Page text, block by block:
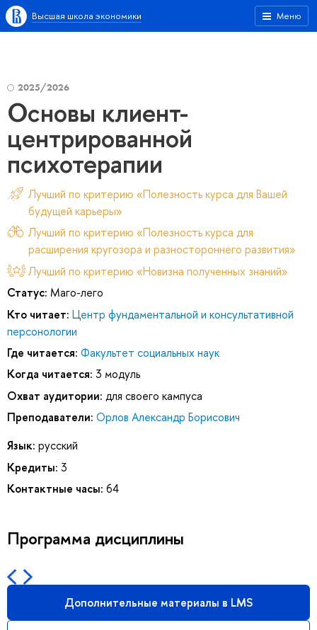
Меню
Высшая школа экономики
2025/2026
Основы клиент-
центрированной
психотерапии
Лучший по критерию «Полезность курса для Вашей
будущей карьеры»
Лучший по критерию «Полезность курса для
расширения кругозора и разностороннего развития»
Лучший по критерию «Новизна полученных знаний»
Статус: Маго-лего
Кто читает: Центр фундаментальной и консультативной
персонологии
Где читается: Факультет социальных наук
Когда читается: 3 модуль
Охват аудитории: для своего кампуса
Преподаватели: Орлов Александр Борисович
Язык: русский
Кредиты: 3
Контактные часы: 64
Программа дисциплины
Дополнительные материалы в LMS